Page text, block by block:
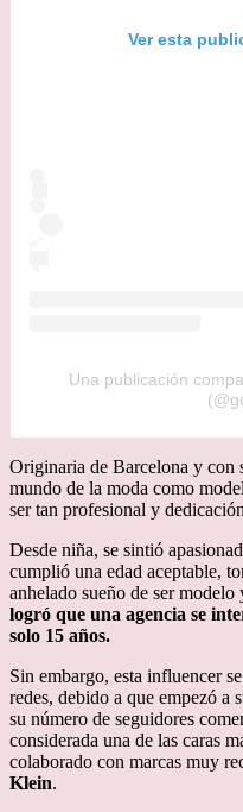
Ver esta
Una publicación
Originaria de Barcelona y con
mundo de la moda como
ser tan profesional y dedicación
Desde niña, se sintió
cumplió una edad aceptable,
anhelado sueño de ser
logró que una agencia se
solo 15 años.
Sin embargo, esta influencer
redes, debido a que empezó a
su número de seguidores
considerada una de las caras
colaborado con marcas muy
Klein.